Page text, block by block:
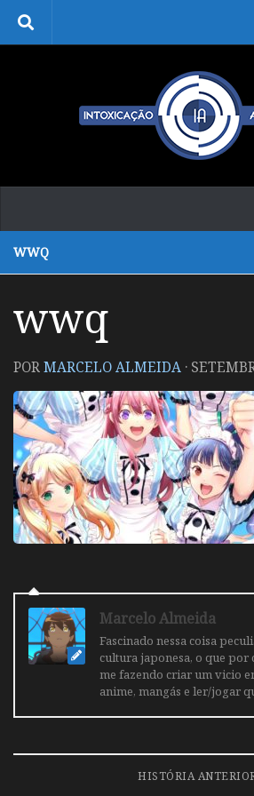
Skip to content
WWQ
wwq
PORMARCELO ALMEIDA ·
Marcelo Almeida
Fascinado nessa coisa
cultura japonesa, o que por
me fazendo criar um vicio
anime, mangás e ler/jogar
HISTÓRIA